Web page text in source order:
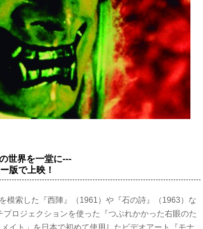
世界を一堂に---
版で上映！
模索した『西陣』（1961）や『石の詩』（1963）な
ロジェクションを使った『つぶれかかった右眼のた
イト」を日本で初めて使用したビデオアート『モナ